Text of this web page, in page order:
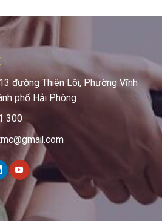
đường Thiên Lôi, Phường Vĩnh
phố Hải Phòng
300